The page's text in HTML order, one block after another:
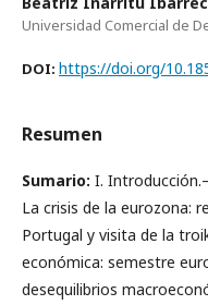
Universidad Comercial de
DOI: https://doi.org/
Resumen
Sumario: I.
La crisis de la eurozona:
Portugal y visita de la
económica: semestre
desequilibrios